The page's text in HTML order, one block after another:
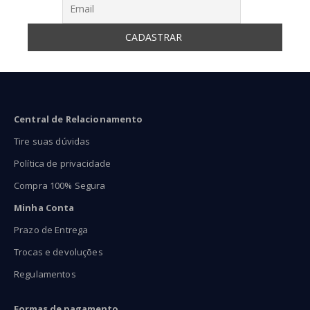
Central de Relacionamento
Tire suas dúvidas
Política de privacidade
Compra 100% Segura
Minha Conta
Prazo de Entrega
Trocas e devoluções
Regulamentos